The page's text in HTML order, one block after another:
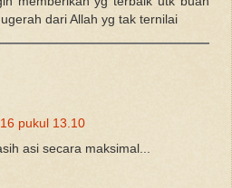
dari Allah yg tak ternilai
pukul 13.10
asi secara maksimal...